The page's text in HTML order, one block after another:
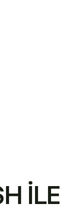
ILE